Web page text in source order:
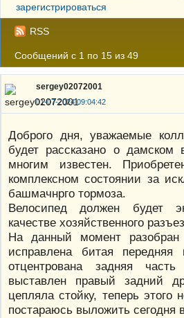
зарегистрироваться
RSS
Сообщений с 1 по 15 из 49
sergey02072001
01-07-2024 09:04:42
Доброго дня, уважаемые
будет рассказано о дамском
многим известен.
комплексном состоянии за
башмачнрго тормоза.
Велосипед должен будет
качестве хозяйственного
На данный момент
исправлена битая передняя
отцентрована задняя
выставлен правый задний
цепляла стойку, теперь этого
постараюсь выложить сегодня